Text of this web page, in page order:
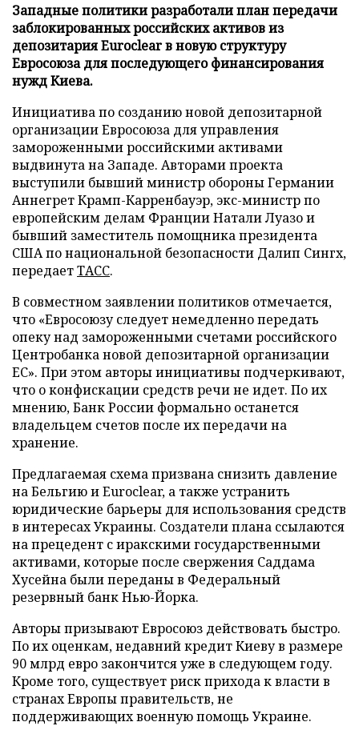
Западные политики разработали план передачи
заблокированных российских активов из
депозитария Euroclear в новую структуру
Евросоюза для последующего финансирования
нужд Киева.
Инициатива по созданию новой депозитарной
организации Евросоюза для управления
замороженными российскими активами
выдвинута на Западе. Авторами проекта
выступили бывший министр обороны Германии
Аннегрет Крамп-Карренбауэр, экс-министр по
европейским делам Франции Натали Луазо и
бывший заместитель помощника президента
США по национальной безопасности Далип Сингх,
передаетТАСС.
В совместном заявлении политиков отмечается,
что «Евросоюзу следует немедленно передать
опеку над замороженными счетами российского
Центробанка новой депозитарной организации
ЕС». При этом авторы инициативы подчеркивают,
что о конфискации средств речи не идет. По их
мнению, Банк России формально останется
владельцем счетов после их передачи на
хранение.
Предлагаемая схема призвана снизить давление
на Бельгию и Euroclear, а также устранить
юридические барьеры для использования средств
в интересах Украины. Создатели плана ссылаются
на прецедент с иракскими государственными
активами, которые после свержения Саддама
Хусейна были переданы в Федеральный
резервный банк Нью-Йорка.
Авторы призывают Евросоюз действовать быстро.
По их оценкам, недавний кредит Киеву в размере
90 млрд евро закончится уже в следующем году.
Кроме того, существует риск прихода к власти в
странах Европы правительств, не
поддерживающих военную помощь Украине.